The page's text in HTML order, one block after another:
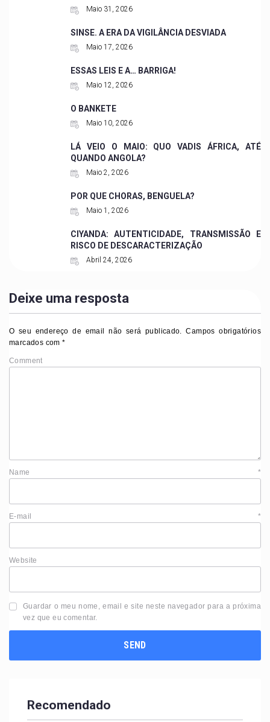
Maio 31, 2026
SINSE. A ERA DA VIGILÂNCIA DESVIADA
Maio 17, 2026
ESSAS LEIS E A… BARRIGA!
Maio 12, 2026
O BANKETE
Maio 10, 2026
LÁ VEIO O MAIO: QUO VADIS ÁFRICA, ATÉ
QUANDO ANGOLA?
Maio 2, 2026
POR QUE CHORAS, BENGUELA?
Maio 1, 2026
CIYANDA: AUTENTICIDADE, TRANSMISSÃO E
RISCO DE DESCARACTERIZAÇÃO
Abril 24, 2026
Deixe uma resposta
O seu endereço de email não será publicado.
Campos obrigatórios
marcados com*
Comment
Name *
E-mail *
Website
Guardar o meu nome, email e site neste navegador para a próxima
vez que eu comentar.
Recomendado